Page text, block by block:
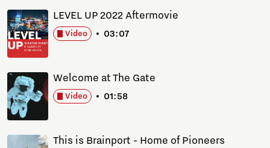
Video 03:07
LEVEL UP 2022 Aftermovie
Video 01:58
Welcome at The Gate
This is Brainport - Home of Pioneers